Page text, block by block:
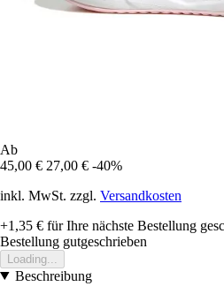
Ab
45,00 € 27,00 € -40%
inkl. MwSt. zzgl. Versandkosten
+1,35 € für Ihre nächste Bestellung
Bestellung gutgeschrieben
Loading...
Beschreibung